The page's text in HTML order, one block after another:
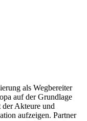
als Wegbereiter
auf der Grundlage
der Akteure und
aufzeigen. Partner